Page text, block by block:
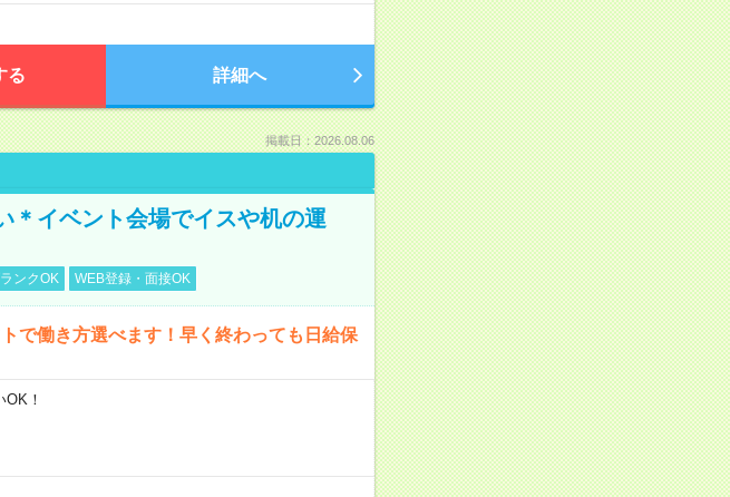
る 詳細へ
掲載日：2026.08.06
＊イベント会場でイスや机の運
ンクOK WEB登録・面接OK
で働き方選べます！早く終わっても日給保
！